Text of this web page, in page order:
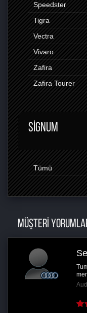
Speedster
Tigra
Vectra
Vivaro
Zafira
Zafira Tourer
SIGNUM
Tümü
MÜŞTERİ
Ankara
oldugu gibi bunda
Islem sonrasi Kayseri'ye
3.0 V6 TDi - 204Hp @270 Hp
(